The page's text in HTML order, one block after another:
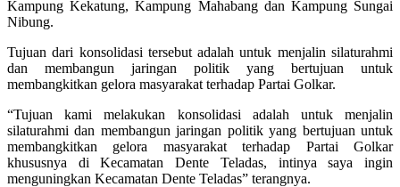
Kampung Kekatung, Kampung Mahabang dan Kampung Sungai
Nibung.
Tujuan dari konsolidasi tersebut adalah untuk menjalin silaturahmi
dan membangun jaringan politik yang bertujuan untuk
membangkitkan gelora masyarakat terhadap Partai Golkar.
“Tujuan kami melakukan konsolidasi adalah untuk menjalin
silaturahmi dan membangun jaringan politik yang bertujuan untuk
membangkitkan gelora masyarakat terhadap Partai Golkar
khususnya di Kecamatan Dente Teladas, intinya saya ingin
menguningkan Kecamatan Dente Teladas” terangnya.